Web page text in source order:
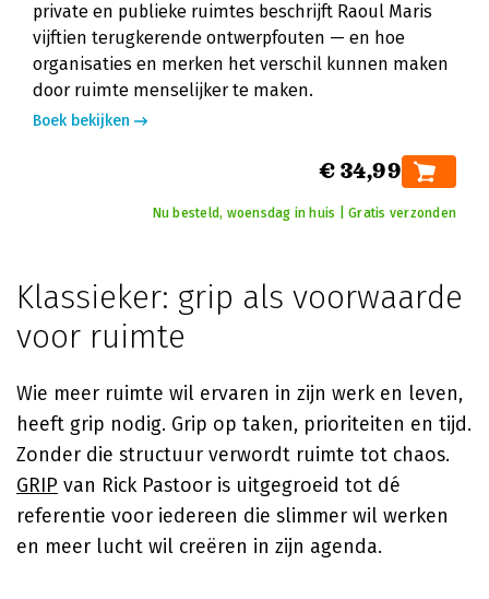
private en publieke ruimtes beschrijft Raoul Maris
vijftien terugkerende ontwerpfouten — en hoe
organisaties en merken het verschil kunnen maken
door ruimte menselijker te maken.
Boek bekijken
€ 34,99
Nu besteld, woensdag in huis | Gratis verzonden
Klassieker: grip als voorwaarde
voor ruimte
Wie meer ruimte wil ervaren in zijn werk en leven,
heeft grip nodig. Grip op taken, prioriteiten en tijd.
Zonder die structuur verwordt ruimte tot chaos.
GRIP van Rick Pastoor is uitgegroeid tot dé
referentie voor iedereen die slimmer wil werken
en meer lucht wil creëren in zijn agenda.